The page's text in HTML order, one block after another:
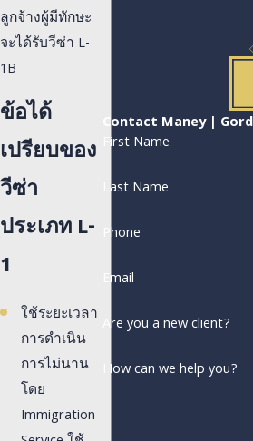
ลูกจ้างผู้มีทักษะ
จะได้รับวีซ่า L-
1B
ข้อได้
เปรียบของ
วีซ่า
ประเภท L-
1
ใช้ระยะเวลา
การดำเนิน
การไม่นาน
โดย
Immigration
Contact Maney |
First Name
Last Name
Phone
Email
Are you a new client?
How can we help you?